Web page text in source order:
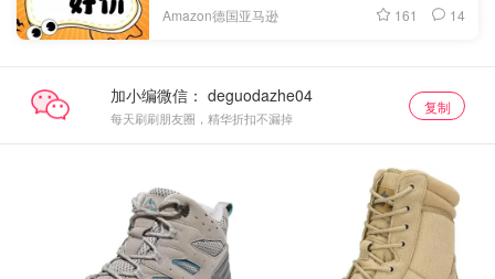
Amazon德国亚马逊 161 14
加小编微信：
每天刷刷朋友圈，精华折扣不漏掉
复制